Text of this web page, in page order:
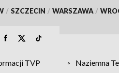
/ SZCZECIN / WARSZAWA /
TVP Naziemna